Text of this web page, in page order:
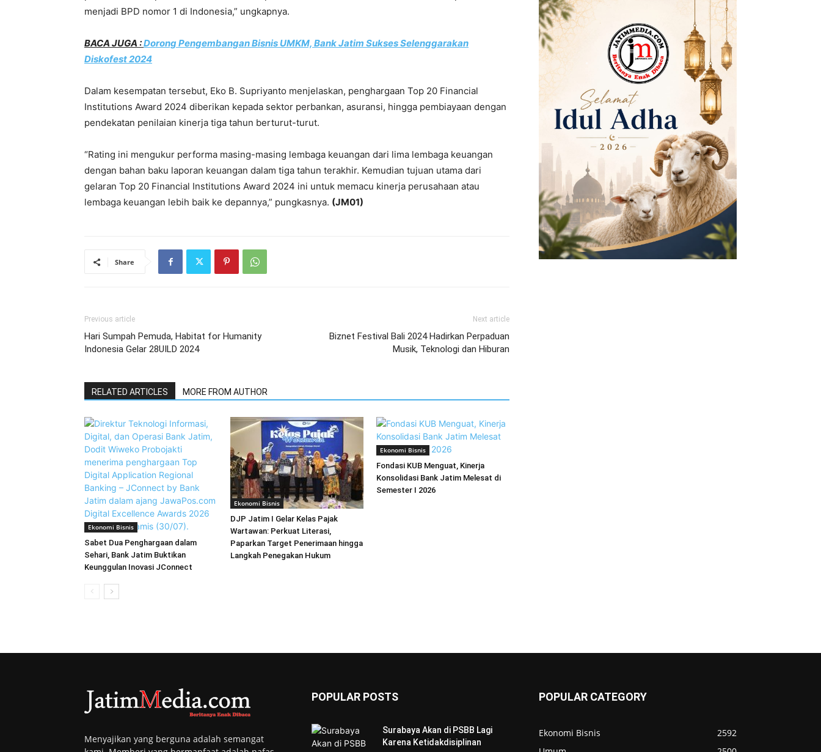
menjadi BPD nomor 1 di Indonesia,” ungkapnya.
BACA JUGA :Dorong Pengembangan Bisnis UMKM, Bank Jatim Sukses Selenggarakan
Diskofest 2024
Dalam kesempatan tersebut, Eko B. Supriyanto menjelaskan, penghargaan Top 20 Financial
Institutions Award 2024 diberikan kepada sektor perbankan, asuransi, hingga pembiayaan dengan
pendekatan penilaian kinerja tiga tahun berturut-turut.
“Rating ini mengukur performa masing-masing lembaga keuangan dari lima lembaga keuangan
dengan bahan baku laporan keuangan dalam tiga tahun terakhir. Kemudian tujuan utama dari
gelaran Top 20 Financial Institutions Award 2024 ini untuk memacu kinerja perusahaan atau
lembaga keuangan lebih baik ke depannya,” pungkasnya. (JM01)
Share
Previous article
Hari Sumpah Pemuda, Habitat for Humanity
Indonesia Gelar 28UILD 2024
Next article
Biznet Festival Bali 2024 Hadirkan Perpaduan
Musik, Teknologi dan Hiburan
RELATED ARTICLES MORE FROM AUTHOR
Ekonomi Bisnis
Sabet Dua Penghargaan dalam
Sehari, Bank Jatim Buktikan
Keunggulan Inovasi JConnect
Ekonomi Bisnis
DJP Jatim I Gelar Kelas Pajak
Wartawan: Perkuat Literasi,
Paparkan Target Penerimaan hingga
Langkah Penegakan Hukum
Ekonomi Bisnis
Fondasi KUB Menguat, Kinerja
Konsolidasi Bank Jatim Melesat di
Semester I 2026
Menyajikan yang berguna adalah semangat
POPULAR POSTS
Surabaya Akan di PSBB Lagi
Karena Ketidakdisiplinan
POPULAR CATEGORY
Ekonomi Bisnis
2592